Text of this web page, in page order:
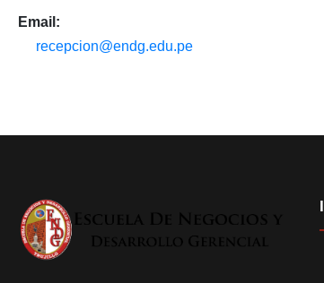
Email:
recepcion@endg.edu.pe